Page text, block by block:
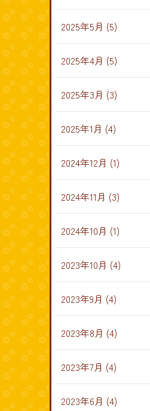
2025年5月 (5)
2025年4月 (5)
2025年3月 (3)
2025年1月 (4)
2024年12月 (1)
2024年11月 (3)
2024年10月 (1)
2023年10月 (4)
2023年9月 (4)
2023年8月 (4)
2023年7月 (4)
2023年6月 (4)